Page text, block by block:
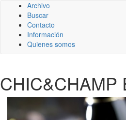
Archivo
Buscar
Contacto
Información
Quienes somos
CHIC&CHAMP